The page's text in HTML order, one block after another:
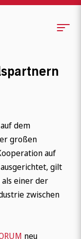
dem
großen
auf
gilt
einer der
zwischen
neu